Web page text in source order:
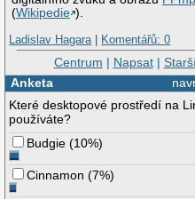
(Wikipedie ).
Ladislav Hagara | Komentářů: 0
Centrum | Napsat|
Anketa
Které desktopové prostředí na
používáte?
Budgie (10%)
Cinnamon (7%)